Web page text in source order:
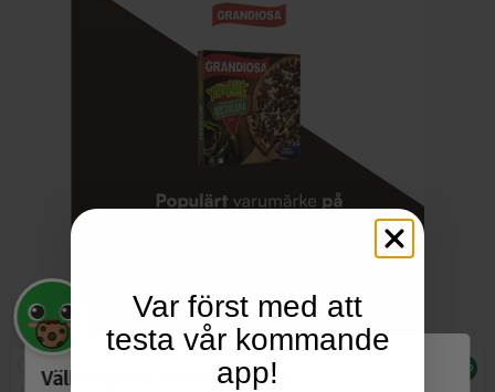
Välkommen till Matspar.se
Var först med att
testa vår kommande
app!